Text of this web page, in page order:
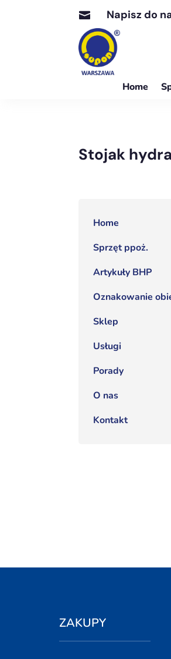
 Napisz do
Home
Stojak
Home
Sprzęt ppoż.
Artykuły BHP
Oznakowanie
Sklep
Usługi
Porady
O nas
Kontakt
ZAKUPY